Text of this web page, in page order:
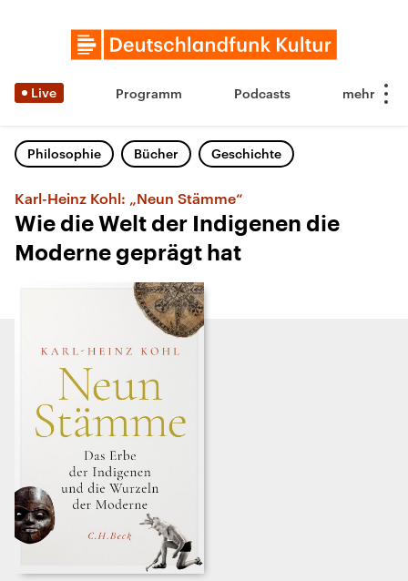
Live Programm Podcasts
Philosophie Bücher Geschichte
Karl-Heinz Kohl: „Neun Stämme“
Wie die Welt der Indigenen die
Moderne geprägt hat